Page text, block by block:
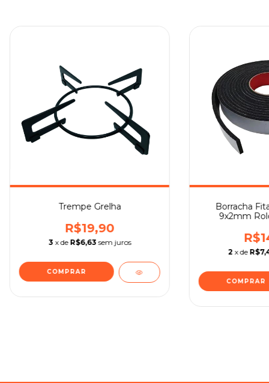
Trempe Grelha
R$19,90
3 x de R$6,63 sem juros
Borracha
9x2mm
2 x de